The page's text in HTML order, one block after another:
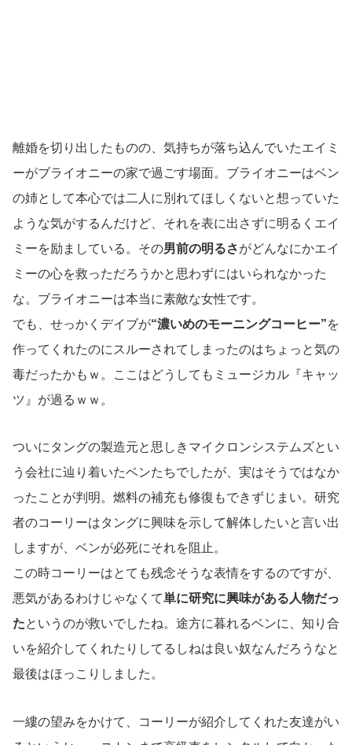
離婚を切り出したものの、気持ちが落ち込んでいたエイミ
ーがブライオニーの家で過ごす場面。ブライオニーはベン
の姉として本心では二人に別れてほしくないと想っていた
ような気がするんだけど、それを表に出さずに明るくエイ
ミーを励ましている。その男前の明るさがどんなにかエイ
ミーの心を救っただろうかと思わずにはいられなかった
な。ブライオニーは本当に素敵な女性です。
でも、せっかくデイブが“濃いめのモーニングコーヒー”を
作ってくれたのにスルーされてしまったのはちょっと気の
毒だったかもｗ。ここはどうしてもミュージカル『キャッ
ツ』が過るｗｗ。
ついにタングの製造元と思しきマイクロンシステムズとい
う会社に辿り着いたベンたちでしたが、実はそうではなか
ったことが判明。燃料の補充も修復もできずじまい。研究
者のコーリーはタングに興味を示して解体したいと言い出
しますが、ベンが必死にそれを阻止。
この時コーリーはとても残念そうな表情をするのですが、
悪気があるわけじゃなくて単に研究に興味がある人物だっ
たというのが救いでしたね。途方に暮れるベンに、知り合
いを紹介してくれたりしてるしねは良い奴なんだろうなと
最後はほっこりしました。
一縷の望みをかけて、コーリーが紹介してくれた友達がい